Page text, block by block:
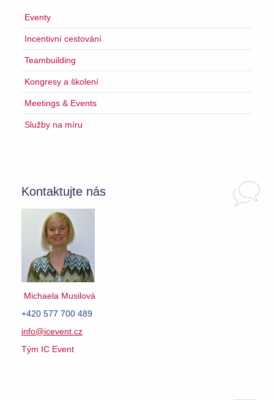
Eventy
Incentivní cestování
Teambuilding
Kongresy a školení
Meetings & Events
Služby na míru
Kontaktujte nás
Michaela Musilová
+420 577 700 489
info@icevent.cz
Tým IC Event